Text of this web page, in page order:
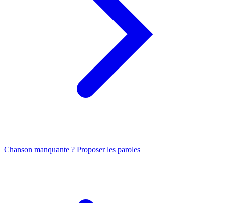
Chanson manquante ? Proposer les paroles